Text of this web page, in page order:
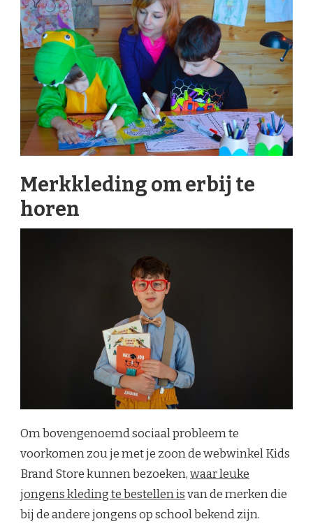
Merkkleding om erbij te
horen
Om bovengenoemd sociaal probleem te
voorkomen zou je met je zoon de webwinkel Kids
Brand Store kunnen bezoeken,waar leuke
jongens kleding te bestellen isvan de merken die
bij de andere jongens op school bekend zijn.